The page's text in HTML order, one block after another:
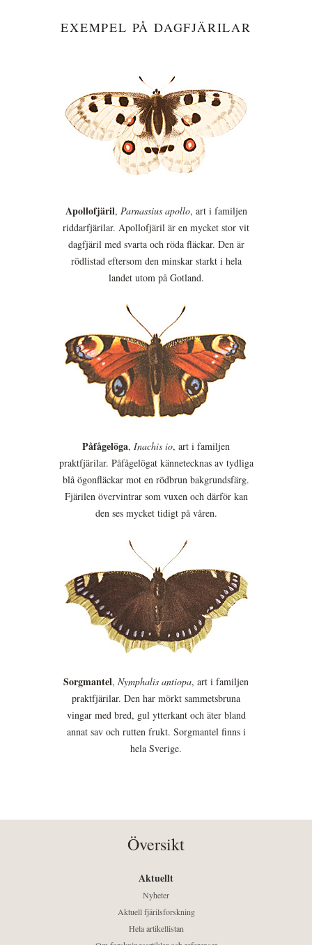
EXEMPEL PÅ DAGFJÄRILAR
Apollofjäril, Parnassius apollo, art i familjen
riddarfjärilar. Apollofjäril är en mycket stor vit
dagfjäril med svarta och röda fläckar. Den är
rödlistad eftersom den minskar starkt i hela
landet utom på Gotland.
Påfågelöga, Inachis io, art i familjen
praktfjärilar. Påfågelögat kännetecknas av tydliga
blå ögonfläckar mot en rödbrun bakgrundsfärg.
Fjärilen övervintrar som vuxen och därför kan
den ses mycket tidigt på våren.
Sorgmantel, Nymphalis antiopa, art i familjen
praktfjärilar. Den har mörkt sammetsbruna
vingar med bred, gul ytterkant och äter bland
annat sav och rutten frukt. Sorgmantel finns i
hela Sverige.
Översikt
Aktuellt
Nyheter
Aktuell fjärilsforskning
Hela artikellistan